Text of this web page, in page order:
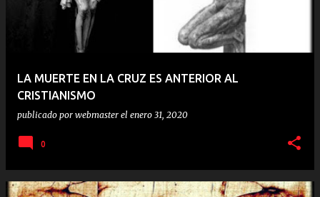
LA MUERTE EN LA CRUZ ES ANTERIOR AL
CRISTIANISMO
publicado por webmaster el enero 31, 2020
0